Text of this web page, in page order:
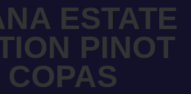
Malbec Bodegas Jujuy
ESTATE
PINOT